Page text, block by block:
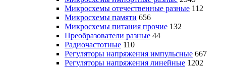
Микросхемы отечественные разные 112
Микросхемы памяти 656
Микросхемы питания прочие 132
Преобразователи разные 44
Радиочастотные 110
Регуляторы напряжения импульсные 667
Регуляторы напряжения линейные 1202